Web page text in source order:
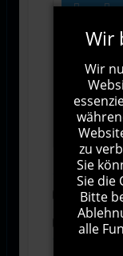
Abonnieren
Ich
Wir
Wir
zu
Sie
Sie die
Bitte
alle